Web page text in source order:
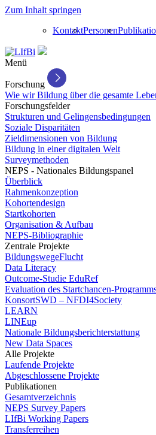
Zum Inhalt springen
KontaktPersonen
Menü
Forschung
Wie wir Bildung über die gesamte
Forschungsfelder
Strukturen und Gelingensbedingungen
Soziale Disparitäten
Zieldimensionen von Bildung
Bildung in einer digitalen Welt
Surveymethoden
NEPS - Nationales Bildungspanel
Überblick
Rahmenkonzeption
Kohortendesign
Startkohorten
Organisation & Aufbau
NEPS-Bibliographie
Zentrale Projekte
BildungswegeFlucht
Data Literacy
Outcome-Studie EduRef
Evaluation des Startchancen-
KonsortSWD – NFDI4Society
LEARN
LINEup
Nationale Bildungsberichterstattung
New Data Spaces
Alle Projekte
Laufende Projekte
Abgeschlossene Projekte
Publikationen
Gesamtverzeichnis
NEPS Survey Papers
LIfBi Working Papers
Transferreihen